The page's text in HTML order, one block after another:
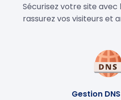
Sécurisez votre site avec
rassurez vos visiteurs et
Gestion